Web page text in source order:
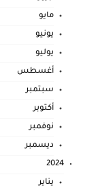
مايو
يونيو
يوليو
أغسطس
سبتمبر
أكتوبر
نوفمبر
ديسمبر
2024
يناير